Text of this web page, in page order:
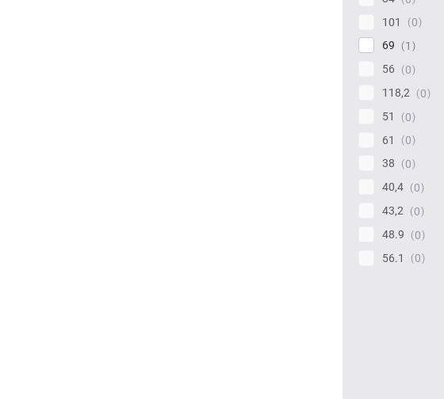
101
0
69
1
56
0
118,2
0
51
0
61
0
38
0
40,4
0
43,2
0
48.9
0
56.1
0